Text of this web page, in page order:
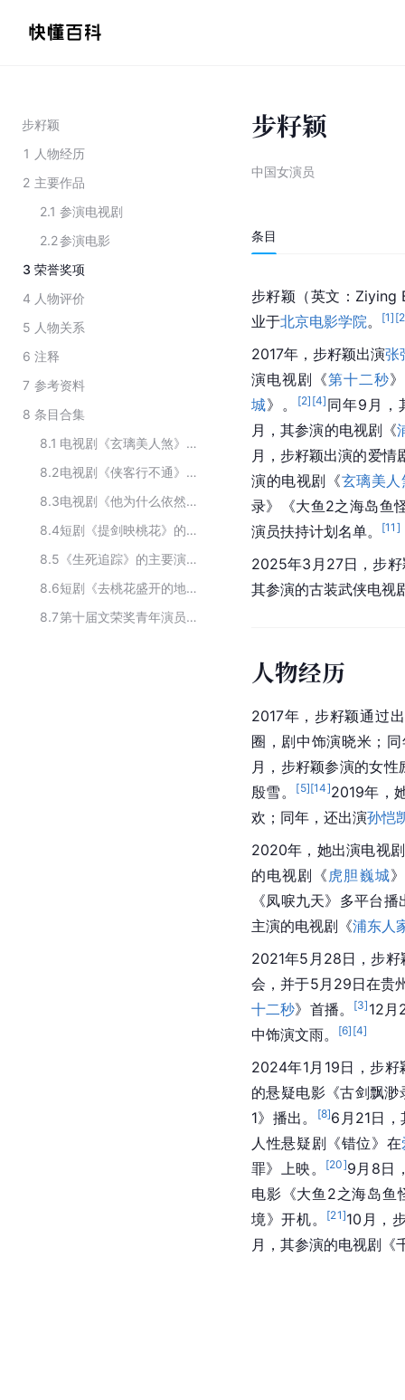
步籽颖
1 人物经历
2 主要作品
2.1 参演电视剧
2.2参演电影
3 荣誉奖项
4 人物评价
5 人物关系
6 注释
7 参考资料
8 条目合集
8.1
电视剧《玄璃美人煞》的演职人员
8.2
电视剧《侠客行不通》主要演员
8.3
电视剧《他为什么依然单身》的主要演职人员
8.4
短剧《提剑映桃花》的主要演员
8.5
《生死追踪》的主要演员
8.6
短剧《去桃花盛开的地方2》的演职人员
8.7
第十届文荣奖青年演员扶持计划
步籽颖
中国女演员
条目
步籽颖（英文：Ziying
业于北京电影学院。 [1] [2
2017年，步籽颖出演张
演电视剧《第十二秒
城》。 [2] [4] 同年9月，
月，其参演的电视剧《
月，步籽颖出演的爱情
演的电视剧《玄璃美人
录》《大鱼2之海岛鱼
演员扶持计划名单。
[11 ]
2025年3月27日，步
其参演的古装武侠电视
人物经历
2017年，步籽颖通过
圈，剧中饰演晓米；
月，步籽颖参演的女性
殷雪。
[5][14]2019年，
欢；同年，还出演孙恺
2020年，她出演电视
的电视剧《 虎胆巍城
《凤唳九天》多平台播
主演的电视剧《浦东人
2021年5月28日，步籽
会，并于5月29日在贵
十二秒》首播。 [3] 12月
中饰演文雨。
[6] [4]
2024年1月19日，步
的悬疑电影《古剑飘渺
1》播出。
[8]6月21日
人性悬疑剧《错位》在
罪》上映。
[20]9月8日
电影《大鱼2之海岛鱼
境》开机。
[21]10月，
月，其参演的电视剧《